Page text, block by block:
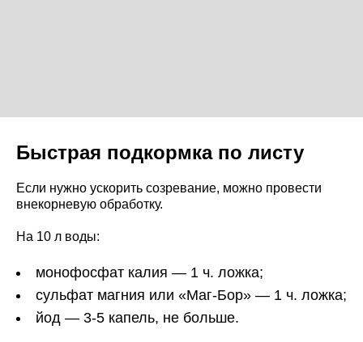
Быстрая подкормка по листу
Если нужно ускорить созревание, можно провести
внекорневую обработку.
На 10 л воды:
монофосфат калия — 1 ч. ложка;
сульфат магния или «Маг-Бор» — 1 ч. ложка;
йод — 3-5 капель, не больше.